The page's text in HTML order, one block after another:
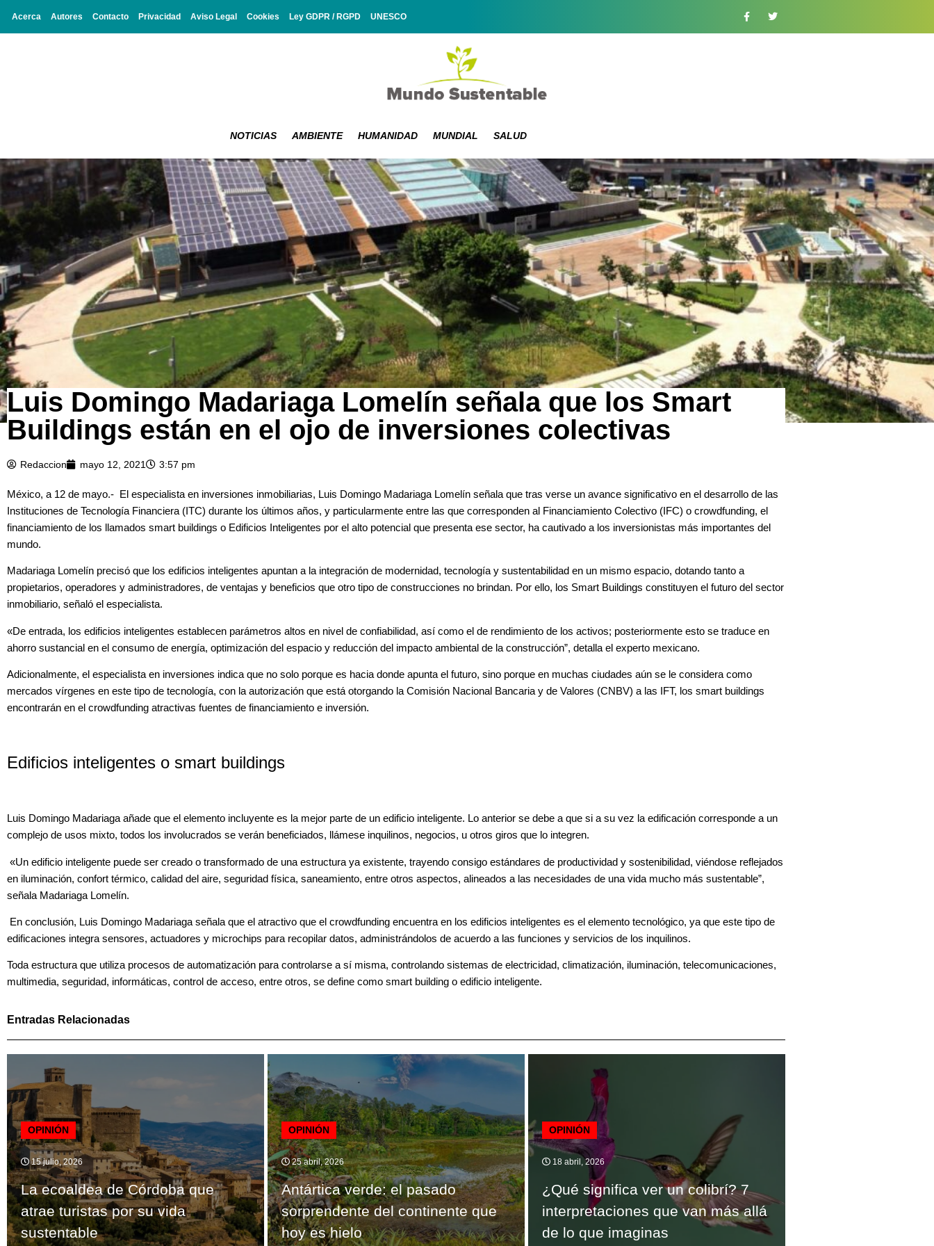
Acerca Autores Contacto Privacidad Aviso Legal Cookies Ley GDPR / RGPD UNESCO
NOTICIAS AMBIENTE HUMANIDAD MUNDIAL SALUD
Luis Domingo Madariaga Lomelín señala que los Smart
Buildings están en el ojo de inversiones colectivas
Redaccion mayo 12, 2021 3:57 pm
México, a 12 de mayo.-
El especialista en inversiones inmobiliarias, Luis Domingo Madariaga Lomelín señala que tras verse un avance significativo en el desarrollo de las
Instituciones de Tecnología Financiera (ITC) durante los últimos años, y particularmente entre las que corresponden al Financiamiento Colectivo (IFC) o crowdfunding, el
financiamiento de los llamados smart buildings o Edificios Inteligentes por el alto potencial que presenta ese sector, ha cautivado a los inversionistas más importantes del
mundo.
Madariaga Lomelín precisó que los edificios inteligentes apuntan a la integración de modernidad, tecnología y sustentabilidad en un mismo espacio, dotando tanto a
propietarios, operadores y administradores, de ventajas y beneficios que otro tipo de construcciones no brindan. Por ello, los Smart Buildings constituyen el futuro del sector
inmobiliario, señaló el especialista.
«De entrada, los edificios inteligentes establecen parámetros altos en nivel de confiabilidad, así como el de rendimiento de los activos; posteriormente esto se traduce en
ahorro sustancial en el consumo de energía, optimización del espacio y reducción del impacto ambiental de la construcción”, detalla el experto mexicano.
Adicionalmente, el especialista en inversiones indica que no solo porque es hacia donde apunta el futuro, sino porque en muchas ciudades aún se le considera como
mercados vírgenes en este tipo de tecnología, con la autorización que está otorgando la Comisión Nacional Bancaria y de Valores (CNBV) a las IFT, los smart buildings
encontrarán en el crowdfunding atractivas fuentes de financiamiento e inversión.
Edificios inteligentes o smart buildings
Luis Domingo Madariaga añade que el elemento incluyente es la mejor parte de un edificio inteligente. Lo anterior se debe a que si a su vez la edificación corresponde a un
complejo de usos mixto, todos los involucrados se verán beneficiados, llámese inquilinos, negocios, u otros giros que lo integren.
«Un edificio inteligente puede ser creado o transformado de una estructura ya existente, trayendo consigo estándares de productividad y sostenibilidad, viéndose reflejados
en iluminación, confort térmico, calidad del aire, seguridad física, saneamiento, entre otros aspectos, alineados a las necesidades de una vida mucho más sustentable”,
señala Madariaga Lomelín.
En conclusión, Luis Domingo Madariaga señala que el atractivo que el crowdfunding encuentra en los edificios inteligentes es el elemento tecnológico, ya que este tipo de
edificaciones integra sensores, actuadores y microchips para recopilar datos, administrándolos de acuerdo a las funciones y servicios de los inquilinos.
Toda estructura que utiliza procesos de automatización para controlarse a sí misma, controlando sistemas de electricidad, climatización, iluminación, telecomunicaciones,
multimedia, seguridad, informáticas, control de acceso, entre otros, se define como smart building o edificio inteligente.
Entradas Relacionadas
OPINIÓN
15 julio, 2026
La ecoaldea de Córdoba que
atrae turistas por su vida
sustentable
OPINIÓN
25 abril, 2026
Antártica verde: el pasado
sorprendente del continente que
hoy es hielo
OPINIÓN
18 abril, 2026
¿Qué significa ver un colibrí? 7
interpretaciones que van más allá
de lo que imaginas